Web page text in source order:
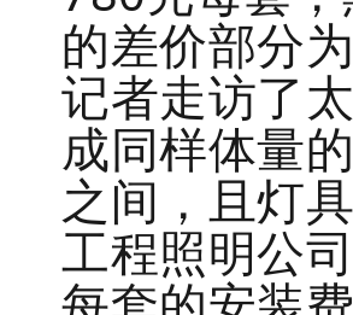
的差价部分
记者走访了
成同样体量
之间，且灯
工程照明公